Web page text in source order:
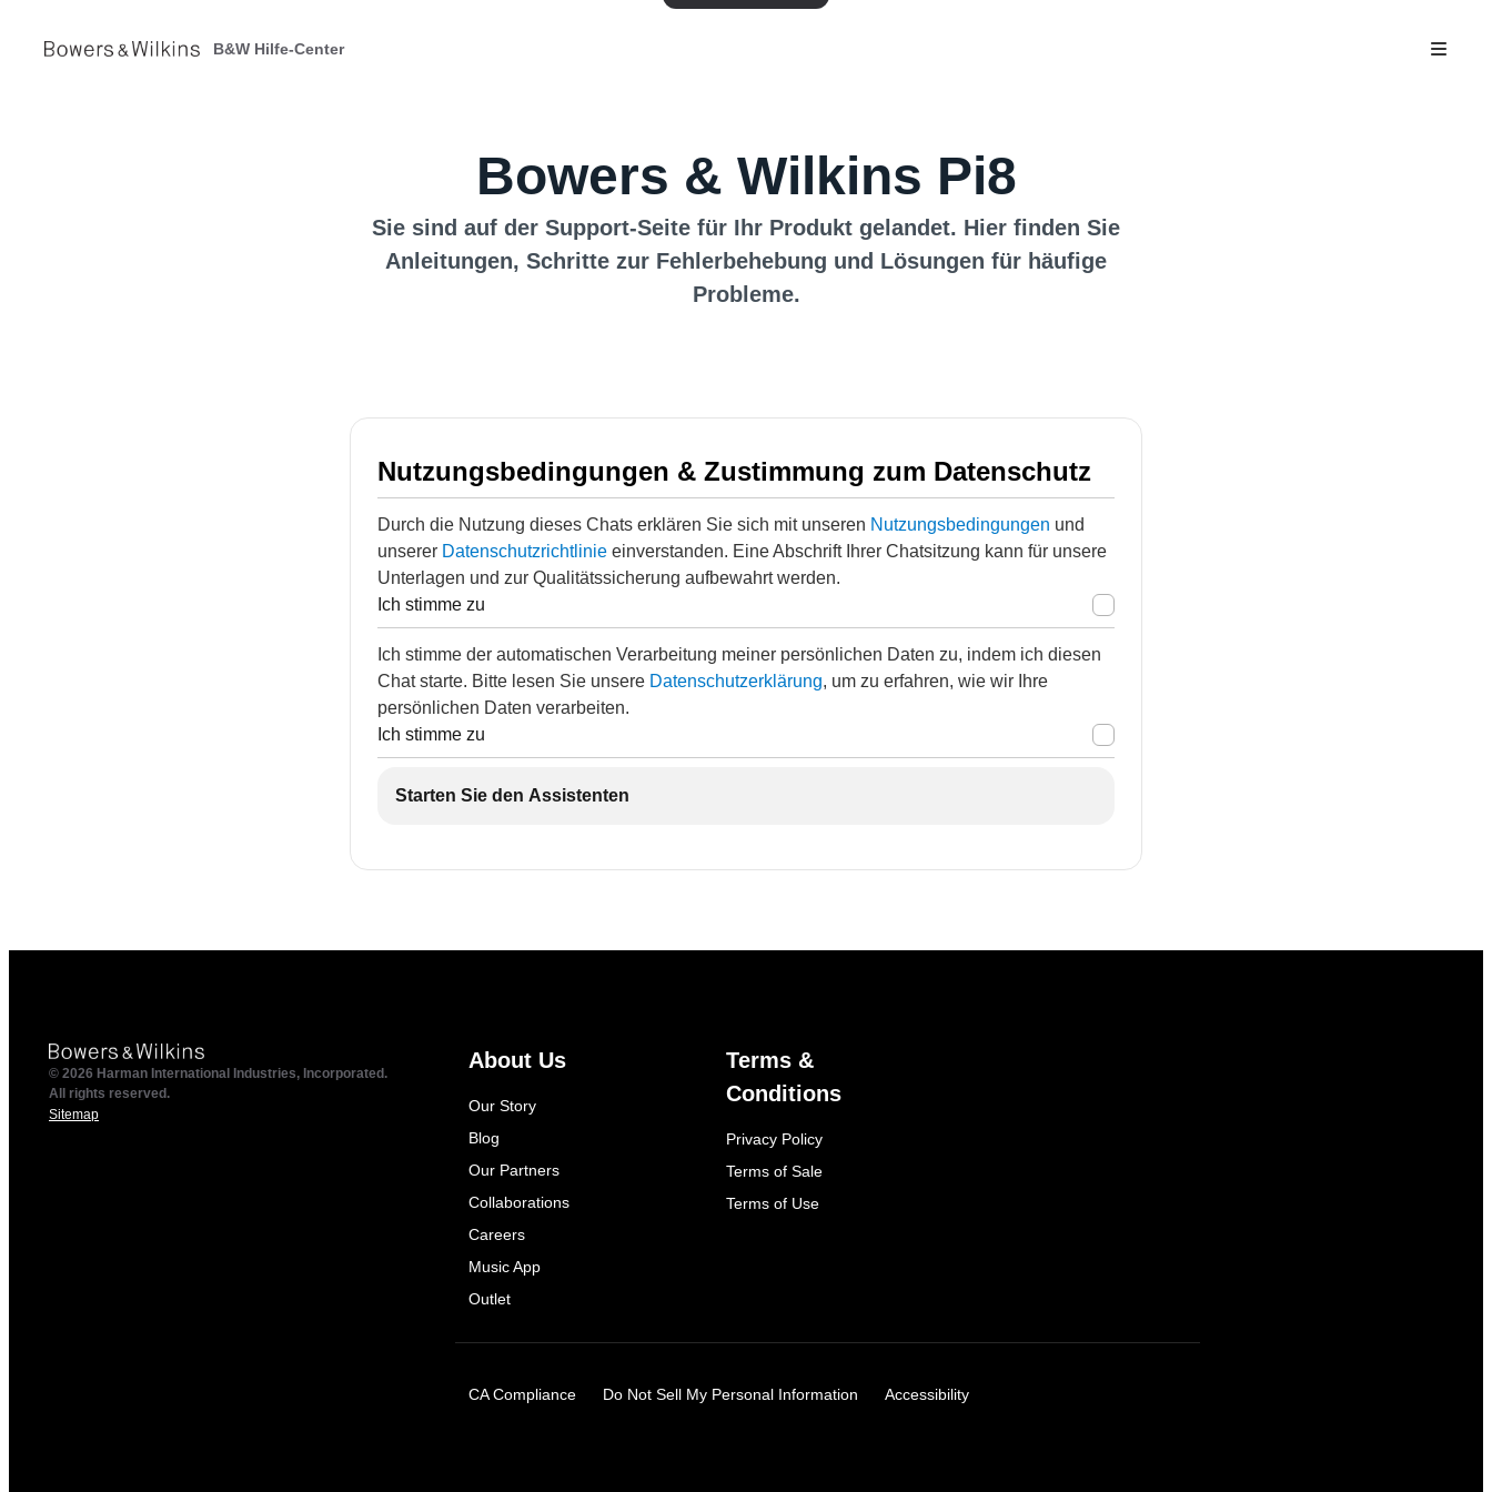
B&W Hilfe-Center
Bowers & Wilkins Pi8
Sie sind auf der Support-Seite für Ihr Produkt gelandet. Hier finden Sie
Anleitungen, Schritte zur Fehlerbehebung und Lösungen für häufige
Probleme.
Nutzungsbedingungen & Zustimmung zum Datenschutz
Durch die Nutzung dieses Chats erklären Sie sich mit unseren Nutzungsbedingungen und
unserer Datenschutzrichtlinie einverstanden. Eine Abschrift Ihrer Chatsitzung kann für unsere
Unterlagen und zur Qualitätssicherung aufbewahrt werden.
Ich stimme zu
Ich stimme der automatischen Verarbeitung meiner persönlichen Daten zu, indem ich diesen
Chat starte. Bitte lesen Sie unsere Datenschutzerklärung, um zu erfahren, wie wir Ihre
persönlichen Daten verarbeiten.
Ich stimme zu
Starten Sie den Assistenten
© 2026 Harman International Industries, Incorporated.
All rights reserved.
Sitemap
About Us
Our Story
Blog
Our Partners
Collaborations
Careers
Music App
Outlet
Terms &
Conditions
Privacy Policy
Terms of Sale
Terms of Use
CA Compliance Do Not Sell My Personal Information Accessibility